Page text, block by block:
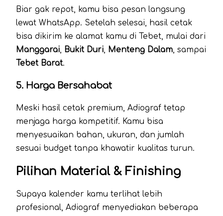
Biar gak repot, kamu bisa pesan langsung
lewat WhatsApp. Setelah selesai, hasil cetak
bisa dikirim ke alamat kamu di Tebet, mulai dari
Manggarai, Bukit Duri, Menteng Dalam, sampai
Tebet Barat.
5. Harga Bersahabat
Meski hasil cetak premium, Adiograf tetap
menjaga harga kompetitif. Kamu bisa
menyesuaikan bahan, ukuran, dan jumlah
sesuai budget tanpa khawatir kualitas turun.
Pilihan Material & Finishing
Supaya kalender kamu terlihat lebih
profesional, Adiograf menyediakan beberapa